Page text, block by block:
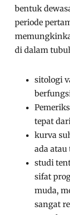
bentuk
periode
di dalam
sitologi
tepat
kurva
ada
studi
sifat
muda,
sangat